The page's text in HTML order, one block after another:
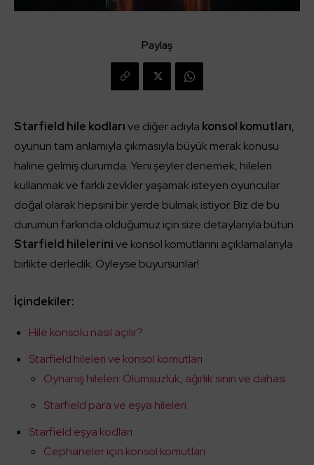
Paylaş
Starfield hile kodlarıve diğer adıyla konsol komutları,
oyunun tam anlamıyla çıkmasıyla büyük merak konusu
haline gelmiş durumda. Yeni şeyler denemek, hileleri
kullanmak ve farklı zevkler yaşamak isteyen oyuncular
doğal olarak hepsini bir yerde bulmak istiyor. Biz de bu
durumun farkında olduğumuz için size detaylarıyla bütün
Starfield hilelerinive konsol komutlarını açıklamalarıyla
birlikte derledik. Öyleyse buyursunlar!
İçindekiler:
Hile konsolu nasıl açılır?
Starfield hileleri ve konsol komutları
Oynanış hileleri: Ölümsüzlük, ağırlık sınırı ve dahası
Starfield para ve eşya hileleri
Starfield eşya kodları
Cephaneler için konsol komutları